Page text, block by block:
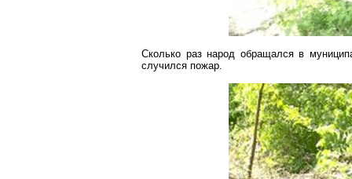
Сколько раз народ обращался в
случился пожар.